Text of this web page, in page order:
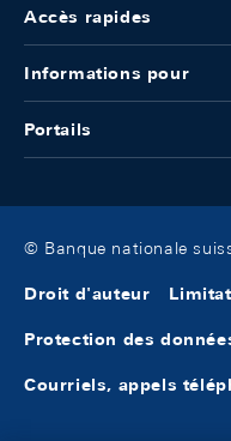
Accès rapides
Informations pour
Portails
© Banque nationale
Droit d'auteur
Protection des
Courriels, appels